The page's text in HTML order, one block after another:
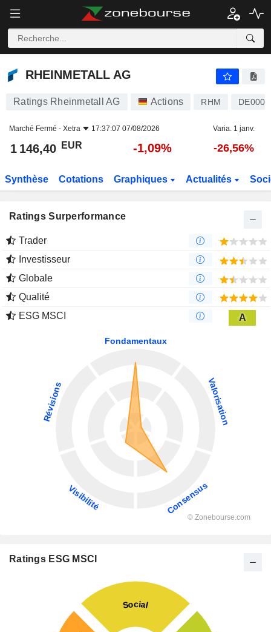
RHEINMETALL AG
RHEINMETALL AG
Ratings Rheinmetall AG Actions RHM
Marché Fermé - Xetra 17:37:07 07/08/2026 Varia. 1 janv.
1 146,40 EUR -1,09% -26,56%
Synthèse Cotations Graphiques Actualités
Ratings Surperformance
Trader
Investisseur
Globale
Qualité
ESG MSCI
A
Ratings ESG MSCI